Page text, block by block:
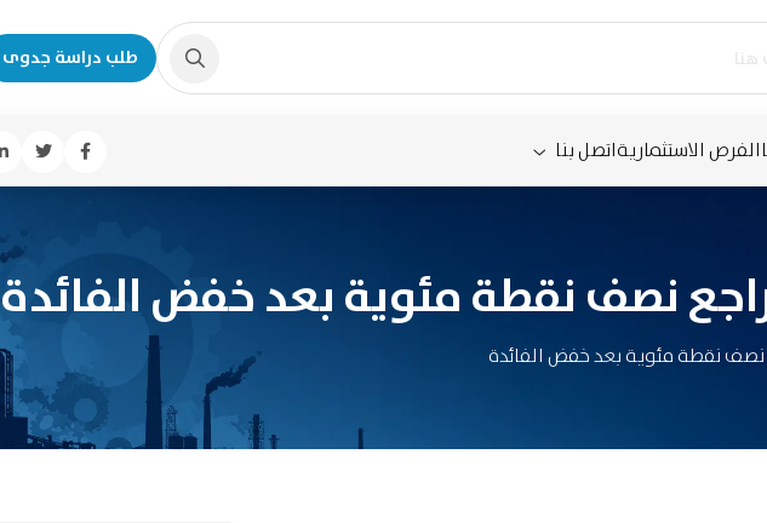
طلب دراسة جدوى
الفرص الاستثماريةاتصل بنا
نصف نقطة مئوية بعد خفض الفائدة
نصف نقطة مئوية بعد خفض الفائدة